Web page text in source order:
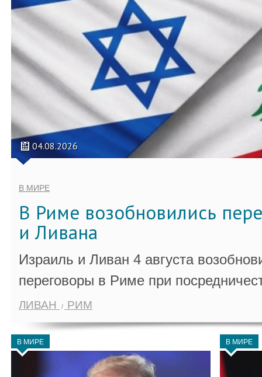
04.08.2026
В МИРЕ
В Риме возобновились
и Ливана
Израиль и Ливан 4 августа
переговоры в Риме при
ЛИВАН РИМ
В МИРЕ В МИРЕ